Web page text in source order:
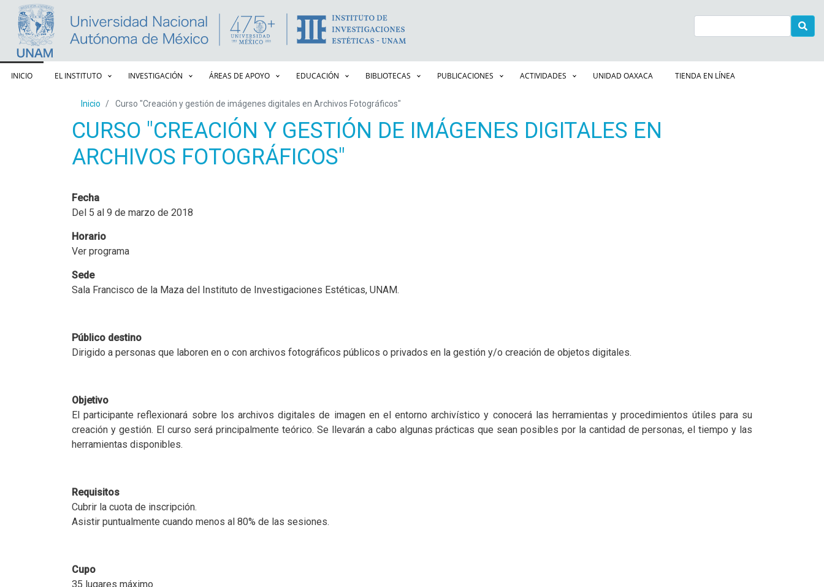
Buscar
Navegación principal
INICIO EL INSTITUTO INVESTIGACIÓN ÁREAS DE APOYO EDUCACIÓN BIBLIOTECAS PUBLICACIONES ACTIVIDADES UNIDAD OAXACA TIENDA EN LÍNEA
Inicio Curso "Creación y gestión de imágenes digitales en Archivos Fotográficos"
CURSO "CREACIÓN Y GESTIÓN DE IMÁGENES DIGITALES EN
ARCHIVOS FOTOGRÁFICOS"
Fecha
Del 5 al 9 de marzo de 2018
Horario
Ver programa
Sede
Sala Francisco de la Maza del Instituto de Investigaciones Estéticas, UNAM.
Público destino
Dirigido a personas que laboren en o con archivos fotográficos públicos o privados en la gestión y/o creación de objetos digitales.
Objetivo
El participante reflexionará sobre los archivos digitales de imagen en el entorno archivístico y conocerá las herramientas y procedimientos útiles para su
creación y gestión. El curso será principalmente teórico. Se llevarán a cabo algunas prácticas que sean posibles por la cantidad de personas, el tiempo y las
herramientas disponibles.
Requisitos
Cubrir la cuota de inscripción.
Asistir puntualmente cuando menos al 80% de las sesiones.
Cupo
35 lugares máximo